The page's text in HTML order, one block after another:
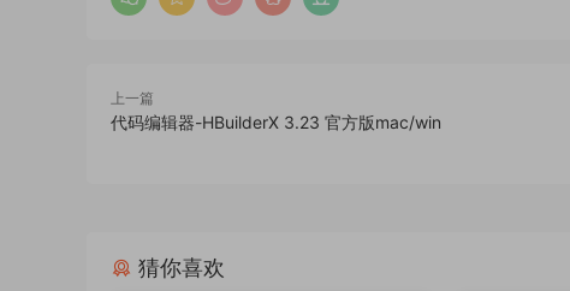
上一篇
代码编辑器-HBuilderX 3.23 官方版mac/win
猜你喜欢